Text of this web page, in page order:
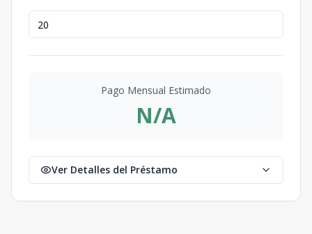
Pago Mensual Estimado
N/A
Ver Detalles del Préstamo